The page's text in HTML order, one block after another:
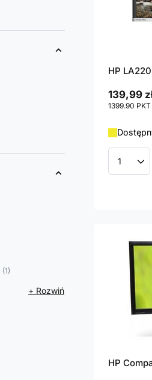
1
+ Rozwiń
HP
139,99
1399.90 PKT
Ilość
HP